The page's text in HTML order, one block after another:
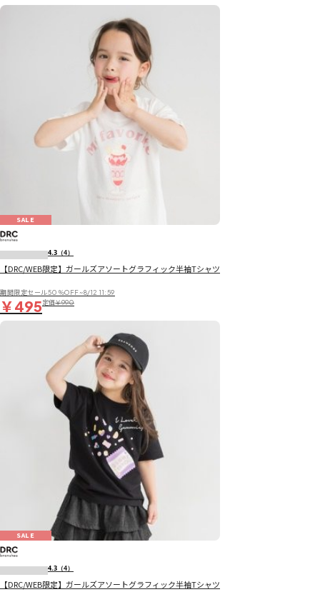
SALE
4.3 （4）
【DRC/WEB限定】ガールズアソートグラフィック半袖Tシャツ
期間限定セール50％OFF~8/12 11:59
￥495定価￥990
SALE
4.3 （4）
【DRC/WEB限定】ガールズアソートグラフィック半袖Tシャツ